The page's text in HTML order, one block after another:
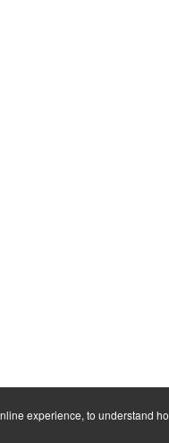
experience, to understand